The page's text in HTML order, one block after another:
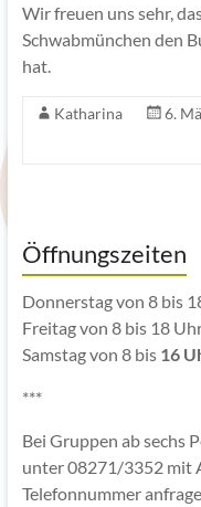
Wir freuen uns sehr,
Schwabmünchen den
hat.
Katharina 6.
Öffnungszeiten
Donnerstag von 8 bis
Freitag von 8 bis 18
Samstag von 8 bis 16
***
Bei Gruppen ab sechs
unter 08271/3352 mit
Telefonnummer